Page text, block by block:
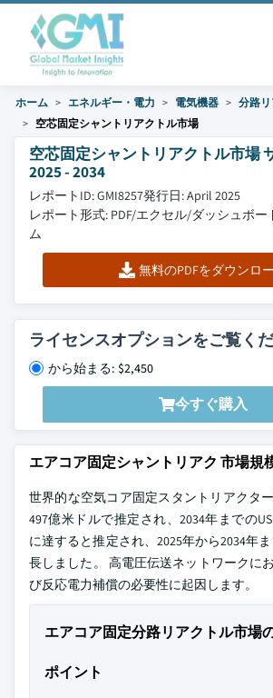
ホーム エネルギー・電力 電気機器
分路
空芯固定シャントリアクトル市場
空芯固定シャントリアクトル市場
2025 - 2034
レポートID: GMI8257発行日: April 2025
レポート形式: PDF/エクセル/ダッシュボ
ム
無料のPDFをダウンロ
ライセンスオプションをご覧く
から始まる: $2,450
今すぐ購入
エアコア固定シャントリアク 市場規
世界的な空気コア固定スタントリアクタ
497億米ドルで推定され、2034年までの
に達すると推定され、2025年から2034年ま
長しました。 高電圧伝送ネットワークに
び反応電力補償の必要性に起因します。
エアコア固定分路リアクトル市場
ポイント